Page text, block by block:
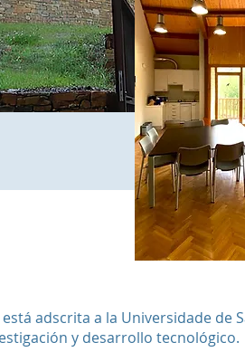
está adscrita a la Universidade de
y desarrollo tecnológico.